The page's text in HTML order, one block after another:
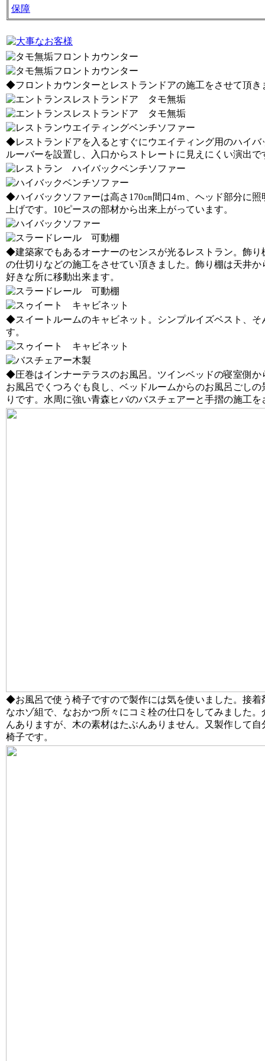
保障
◆フロントカウンターとレストランドアの施工をさせて頂き
◆レストランドアを入るとすぐにウエイティング用のハイバ
ルーバーを設置し、入口からストレートに見えにくい演出で
◆ハイバックソファーは高さ170㎝間口4ｍ、ヘッド部分に
上げです。10ピースの部材から出来上がっています。
◆建築家でもあるオーナーのセンスが光るレストラン。飾り
の仕切りなどの施工をさせてい頂きました。飾り棚は天井
好きな所に移動出来ます。
◆スイートルームのキャビネット。シンプルイズベスト、そ
す。
◆圧巻はインナーテラスのお風呂。ツインベッドの寝室側か
お風呂でくつろぐも良し、ベッドルームからのお風呂ごし
りです。水周に強い青森ヒバのバスチェアーと手摺の施工
◆お風呂で使う椅子ですので製作には気を使いました。接着
なホゾ組で、なおかつ所々にコミ栓の仕口をしてみました
んありますが、木の素材はたぶんありません。又製作して
椅子です。